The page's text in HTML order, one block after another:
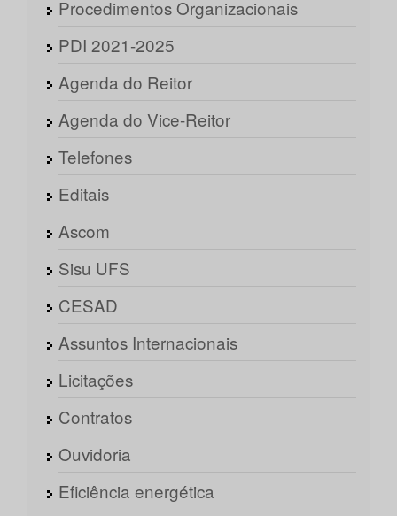
Procedimentos Organizacionais
PDI 2021-2025
Agenda do Reitor
Agenda do Vice-Reitor
Telefones
Editais
Ascom
Sisu UFS
CESAD
Assuntos Internacionais
Licitações
Contratos
Ouvidoria
Eficiência energética